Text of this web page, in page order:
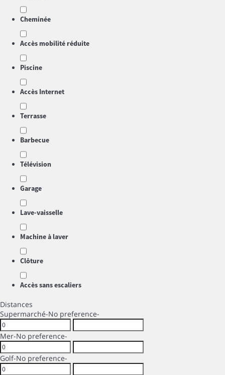
Cheminée
Accès mobilité réduite
Piscine
Accès Internet
Terrasse
Barbecue
Télévision
Garage
Lave-vaisselle
Machine à laver
Clôture
Accès sans escaliers
Distances
Supermarché-No preference-
Mer-No preference-
Golf-No preference-